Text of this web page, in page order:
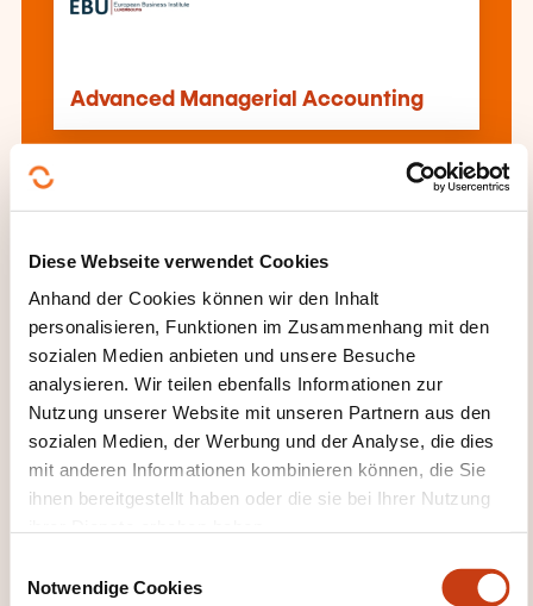
Diese Webseite verwendet Cookies
Anhand der Cookies können wir den Inhalt
personalisieren, Funktionen im Zusammenhang mit den
sozialen Medien anbieten und unsere Besuche
analysieren. Wir teilen ebenfalls Informationen zur
Nutzung unserer Website mit unseren Partnern aus den
sozialen Medien, der Werbung und der Analyse, die dies
mit anderen Informationen kombinieren können, die Sie
ihnen bereitgestellt haben oder die sie bei Ihrer Nutzung
Notwendige Cookies
Advanced Managerial Accounting
Alle Weiterbildungen anzeigen
Diese anderen Weiterbildungen könnten Sie
auch interessieren:
Allgemeine Buchführung
Analytische
Buchführung
Bilanz
Buchführung
Buchführung Personalkosten
Budgetverwaltung
Ergebnisrechnung
Finanzanalyse
Finanzielle Bewertung
Unternehmen
Finanzrisikomanagement
Finanzverwaltung
Internationale
Konsolidierte Buchführung